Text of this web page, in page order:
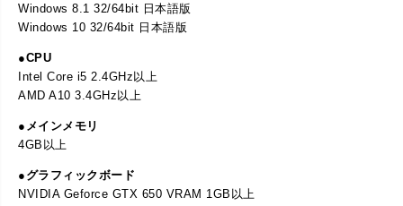
Windows 8.1 32/64bit 日本語版
Windows 10 32/64bit 日本語版
●CPU
Intel Core i5 2.4GHz以上
AMD A10 3.4GHz以上
●メインメモリ
4GB以上
●グラフィックボード
NVIDIA Geforce GTX 650 VRAM 1GB以上